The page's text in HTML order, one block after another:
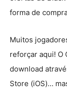
forma de
Muitos
reforçar aqui! O
download
Store (iOS)…